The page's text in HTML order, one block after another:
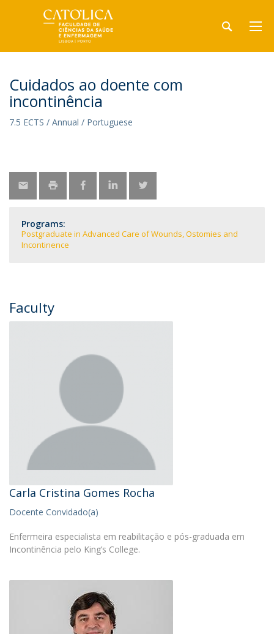
Cuidados ao doente com
incontinência
7.5 ECTS / Annual / Portuguese
Programs:
Postgraduate in Advanced Care of Wounds, Ostomies and
Incontinence
Faculty
Carla Cristina Gomes Rocha
Docente Convidado(a)
Enfermeira especialista em reabilitação e pós-graduada em
Incontinência pelo King’s College.